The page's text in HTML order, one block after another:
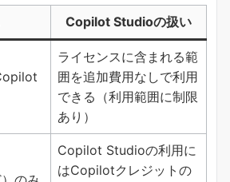
Copilot Studioの扱い
ライセンスに含まれる範
囲を追加費用なしで利用
できる（利用範囲に制限
あり）
Copilot Studioの利用に
はCopilotクレジットの